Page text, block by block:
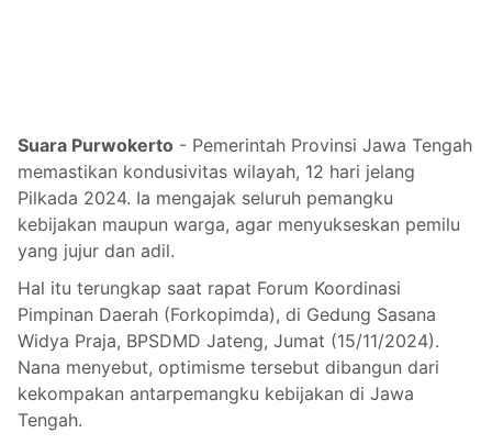
Suara Purwokerto - Pemerintah Provinsi Jawa Tengah
memastikan kondusivitas wilayah, 12 hari jelang
Pilkada 2024. Ia mengajak seluruh pemangku
kebijakan maupun warga, agar menyukseskan pemilu
yang jujur dan adil.
Hal itu terungkap saat rapat Forum Koordinasi
Pimpinan Daerah (Forkopimda), di Gedung Sasana
Widya Praja, BPSDMD Jateng, Jumat (15/11/2024).
Nana menyebut, optimisme tersebut dibangun dari
kekompakan antarpemangku kebijakan di Jawa
Tengah.